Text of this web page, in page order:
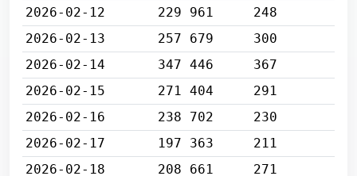
2026-02-12
229 961
248
2026-02-13
257 679
300
2026-02-14
347 446
367
2026-02-15
271 404
291
2026-02-16
238 702
230
2026-02-17
197 363
211
2026-02-18
208 661
271